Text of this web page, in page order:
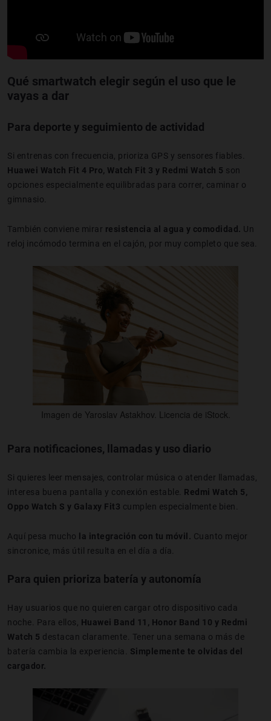
Qué smartwatch elegir según el uso que le
vayas a dar
Para deporte y seguimiento de actividad
Si entrenas con frecuencia, prioriza GPS y sensores fiables.
Huawei Watch Fit 4 Pro, Watch Fit 3 y Redmi Watch 5 son
opciones especialmente equilibradas para correr, caminar o
gimnasio.
También conviene mirar resistencia al agua y comodidad. Un
reloj incómodo termina en el cajón, por muy completo que sea.
Imagen de Yaroslav Astakhov. Licencia de iStock.
Para notificaciones, llamadas y uso diario
Si quieres leer mensajes, controlar música o atender llamadas,
interesa buena pantalla y conexión estable. Redmi Watch 5,
Oppo Watch S y Galaxy Fit3 cumplen especialmente bien.
Aquí pesa mucho la integración con tu móvil. Cuanto mejor
sincronice, más útil resulta en el día a día.
Para quien prioriza batería y autonomía
Hay usuarios que no quieren cargar otro dispositivo cada
noche. Para ellos, Huawei Band 11, Honor Band 10 y Redmi
Watch 5 destacan claramente. Tener una semana o más de
batería cambia la experiencia. Simplemente te olvidas del
cargador.